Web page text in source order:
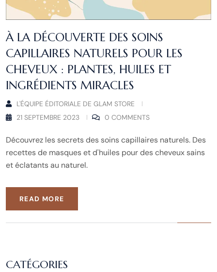
À LA DÉCOUVERTE DES SOINS
CAPILLAIRES NATURELS POUR LES
CHEVEUX : PLANTES, HUILES ET
INGRÉDIENTS MIRACLES
L'ÉQUIPE ÉDITORIALE DE GLAM STORE
21 SEPTEMBRE 2023
0 COMMENTS
Découvrez les secrets des soins capillaires naturels. Des
recettes de masques et d'huiles pour des cheveux sains
et éclatants au naturel.
READ MORE
CATÉGORIES